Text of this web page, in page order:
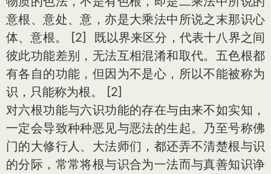
意根、意处、意，亦是大乘法中所说之末那识心
体、意根。 [2] 既以界来区分，代表十八界之间
彼此功能差别，无法互相混淆和取代。五色根都
有各自的功能，但因为不是心，所以不能被称为
识，只能称为根。 [2]
对六根功能与六识功能的存在与由来不如实知，
一定会导致种种恶见与恶法的生起。乃至号称佛
门的大修行人、大法师们，都还弄不清楚根与识
的分际，常常将根与识合为一法而与真善知识诤